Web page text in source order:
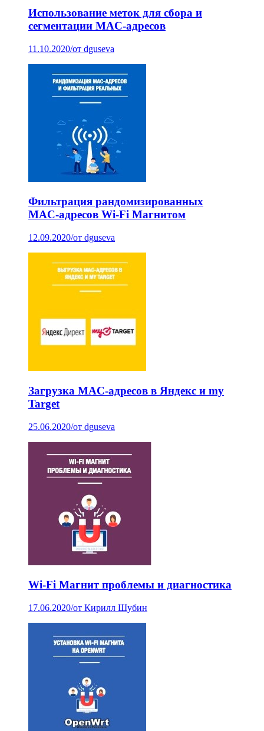
Использование меток для сбора и
сегментации MAC-адресов
11.10.2020/от dguseva
Фильтрация рандомизированных
MAC-адресов Wi-Fi Магнитом
12.09.2020/от dguseva
Загрузка MAC-адресов в Яндекс и my
Target
25.06.2020/от dguseva
Wi-Fi Магнит проблемы и диагностика
17.06.2020/от Кирилл Шубин